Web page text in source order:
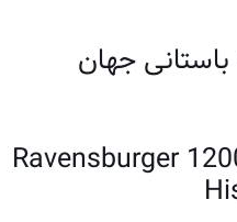
Ravensburger